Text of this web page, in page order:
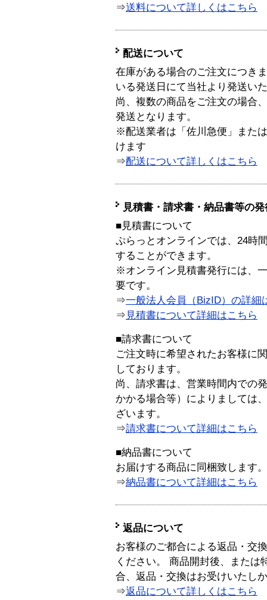
⇒送料について詳しくはこちら
配送について
在庫がある場合のご注文につき
いる発送日にて当社より発送い
尚、複数の商品をご注文の場合
発送となります。
※配送業者は「佐川急便」また
けます
⇒配送について詳しくはこちら
見積書・請求書・納品書等の
■見積書について
ぷらっとオンラインでは、24時
することができます。
※オンライン見積書発行には、
要です。
⇒一般法人会員（BizID）の詳細
⇒ 見積書について詳細はこちら
■請求書について
ご注文時に希望されたお客様に
しております。
尚、請求書は、営業時間内での
かかる場合等）によりましては
ざいます。
⇒請求書について詳細はこちら
■納品書について
お届けする商品に同梱致します。
⇒納品書について詳細はこちら
返品について
お客様のご都合による返品・交
ください。 商品開封後、または
合、返品・交換はお受けいたし
⇒返品について詳しくはこちら